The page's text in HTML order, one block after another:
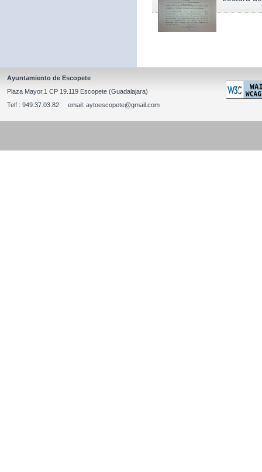
Ayuntamiento de Escopete
Plaza Mayor,1 CP 19.119 Escopete (Guadalajara)
Telf : 949.37.03.82 email: aytoescopete@gmail.com